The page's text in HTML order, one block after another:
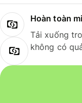
Hoàn toàn
Tải xuống
không có